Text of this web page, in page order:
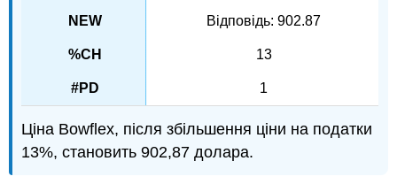
Відповідь: 902.87
13
1
Ціна Bowflex, після збільшення ціни на податки
13%, становить 902,87 долара.